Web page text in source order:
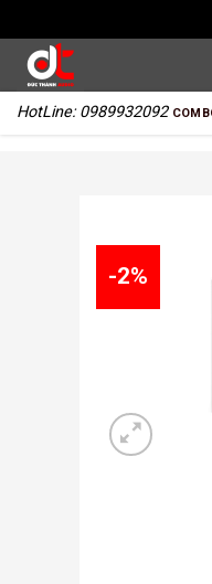
HotLine: 0989932092
-2%